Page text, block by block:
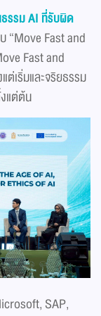
รรมAIที่รับผิด
“Move Fast and
Fast and
เริ่มและจริยธรรม
แต่ต้น
SAP,